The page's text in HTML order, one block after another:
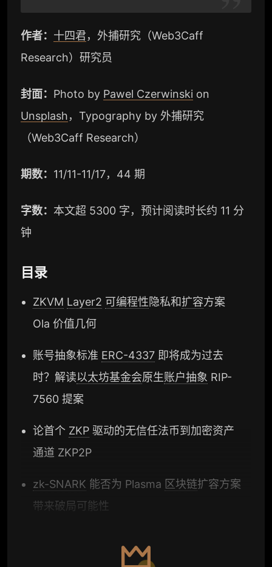
作者： 十四君，外捕研究（Web3Caff
Research）研究员
封面： Photo by Pawel Czerwinski on
Unsplash，Typography by 外捕研究
（Web3Caff Research）
期数： 11/11-11/17，44 期
字数： 本文超 5300 字，预计阅读时长约 11 分
钟
目录
ZKVM Layer2 可编程性隐私和扩容方案
Ola 价值几何
账号抽象标准 ERC-4337 即将成为过去
时？解读以太坊基金会原生账户抽象 RIP-
7560 提案
论首个 ZKP 驱动的无信任法币到加密资产
通道 ZKP2P
zk-SNARK 能否为 Plasma 区块链扩容方案
带来破局可能性